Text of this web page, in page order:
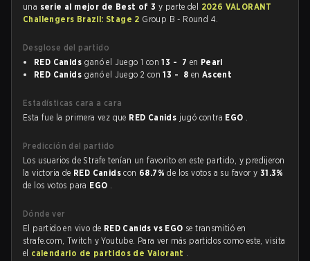
una serie al mejor de Best of 3 y parte del 2026 VALORANT
Challengers Brazil: Stage 2 Group B - Round 4.
Desglose del partido
RED Canids ganó el Juego 1 con13 - 7 en Pearl
RED Canids ganó el Juego 2 con13 - 8 en Ascent
Estadísticas cara a cara
Esta fue la primera vez que RED Canids jugó contra EGO .
Predicción del partido
Los usuarios de Strafe tenían un favorito en este partido, y predijeron
la victoria de RED Canidscon 68.7%de los votos a su favor y 31.3%
de los votos para EGO .
Dónde ver
El partido en vivo de RED Canids vs EGO se transmitió en
strafe.com, Twitch y Youtube. Para ver más partidos como este, visita
el calendario de partidos de Valorant .